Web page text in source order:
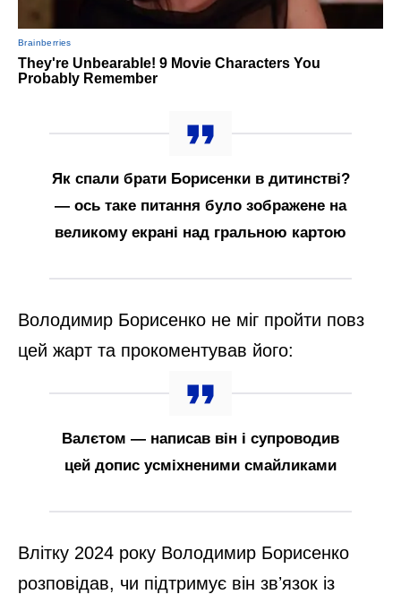
Як спали брати Борисенки в дитинстві?
— ось таке питання було зображене на
великому екрані над гральною картою
Володимир Борисенко не міг пройти повз
цей жарт та прокоментував його:
Валєтом — написав він і супроводив
цей допис усміхненими смайликами
Влітку 2024 року Володимир Борисенко
розповідав, чи підтримує він звʼязок із